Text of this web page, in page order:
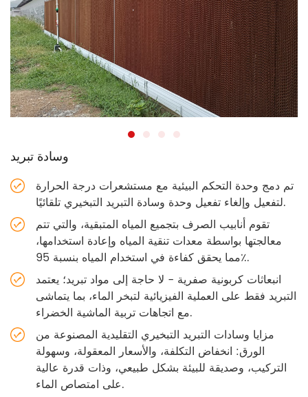
وسادة تبريد
تم دمج وحدة التحكم البيئية مع مستشعرات درجة الحرارة
لتفعيل وإلغاء تفعيل وحدة وسادة التبريد التبخيري تلقائيًا.
تقوم أنابيب الصرف بتجميع المياه المتبقية، والتي تتم
معالجتها بواسطة معدات تنقية المياه وإعادة استخدامها،
مما يحقق كفاءة في استخدام المياه بنسبة 95٪.
انبعاثات كربونية صفرية - لا حاجة إلى مواد تبريد؛ يعتمد
التبريد فقط على العملية الفيزيائية لتبخر الماء، بما يتماشى
مع اتجاهات تربية الماشية الخضراء.
مزايا وسادات التبريد التبخيري التقليدية المصنوعة من
الورق: انخفاض التكلفة، والأسعار المعقولة، وسهولة
التركيب، وصديقة للبيئة بشكل طبيعي، وذات قدرة عالية
على امتصاص الماء.